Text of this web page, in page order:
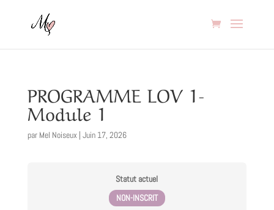
PROGRAMME LOV 1-
Module 1
par Mel Noiseux | Juin 17, 2026
Statut actuel
NON-INSCRIT